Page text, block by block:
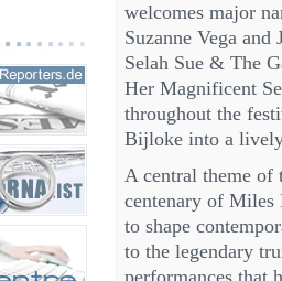
welcomes major
Suzanne Vega
Selah Sue & The
Her Magnificent
throughout the
Bijloke into a
A central theme of
centenary of Miles
to shape
to the legendary
performances that